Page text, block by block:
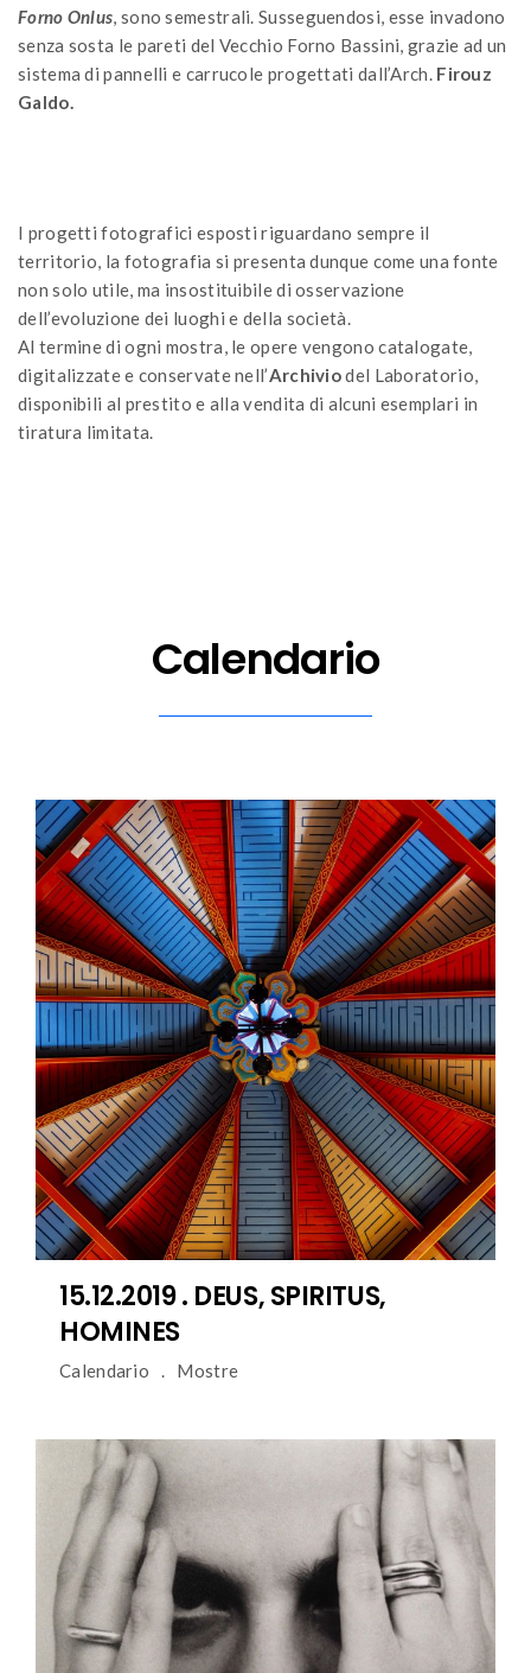
Forno Onlus, sono semestrali. Susseguendosi, esse invadono
senza sosta le pareti del Vecchio Forno Bassini, grazie ad un
sistema di pannelli e carrucole progettati dall’Arch. Firouz
Galdo.
I progetti fotografici esposti riguardano sempre il
territorio, la fotografia si presenta dunque come una fonte
non solo utile, ma insostituibile di osservazione
dell’evoluzione dei luoghi e della società.
Al termine di ogni mostra, le opere vengono catalogate,
digitalizzate e conservate nell’Archiviodel Laboratorio,
disponibili al prestito e alla vendita di alcuni esemplari in
tiratura limitata.
Calendario
15.12.2019 . DEUS, SPIRITUS,
HOMINES
Calendario Mostre